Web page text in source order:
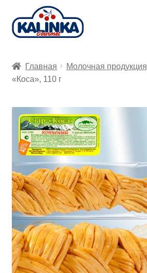
Перейти
к
Перейти
к
Заказ онлайн
Магазины
Доставка
Главная Молочная продукция
«Коса», 110 г